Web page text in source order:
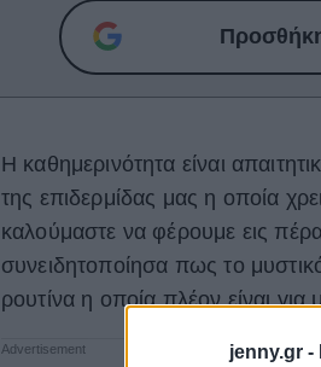
jenny.gr -
Η καθημερινότητα είναι
της επιδερμίδας μας η οποία
καλούμαστε να φέρουμε εις
συνειδητοποίησα πως το
ρουτίνα η οποία πλέον είναι για